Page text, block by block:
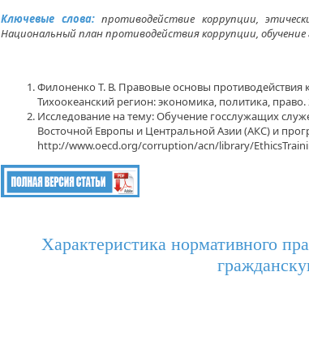
Ключевые слова:противодействие коррупции,
Национальный план противодействия коррупции,
Филоненко Т. В. Правовые основы противодействия
Тихоокеанский регион: экономика, политика, право.
Исследование на тему: Обучение госслужащих
Восточной Европы и Центральной Азии (АКС) и
http://www.oecd.org/corruption/acn/library/
Характеристика нормативного